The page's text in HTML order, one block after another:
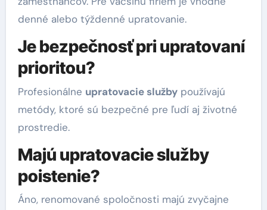
denné alebo týždenné upratovanie.
Je bezpečnosť pri upratovaní
prioritou?
Profesionálne upratovacie službypoužívajú
metódy, ktoré sú bezpečné pre ľudí aj životné
prostredie.
Majú upratovacie služby
poistenie?
Áno, renomované spoločnosti majú zvyčajne